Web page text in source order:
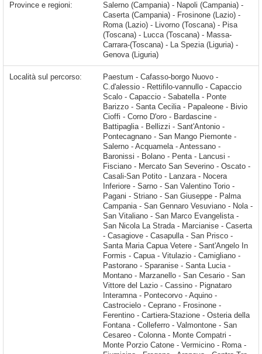
Province e regioni:
Salerno (Campania) - Napoli (Campania) -
Caserta (Campania) - Frosinone (Lazio) -
Roma (Lazio) - Livorno (Toscana) - Pisa
(Toscana) - Lucca (Toscana) - Massa-
Carrara-(Toscana) - La Spezia (Liguria) -
Genova (Liguria)
Località sul percorso: Paestum - Cafasso-borgo Nuovo - C.d'alessio - Rettifilo-vannullo - Capaccio Scalo - Capaccio - Sabatella - Ponte Barizzo - Santa Cecilia - Papaleone - Bivio Cioffi - Corno D'oro - Bardascine - Battipaglia - Bellizzi - Sant'Antonio - Pontecagnano - San Mango Piemonte - Salerno - Acquamela - Antessano - Baronissi - Bolano - Penta - Lancusi - Fisciano - Mercato San Severino - Oscato - Casali-San Potito - Lanzara - Nocera Inferiore - Sarno - San Valentino Torio - Pagani - Striano - San Giuseppe - Palma Campania